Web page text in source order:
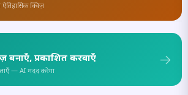
क्विज़
बनाएँ, प्रकाशित करवाएँ
— AI मदद करेगा